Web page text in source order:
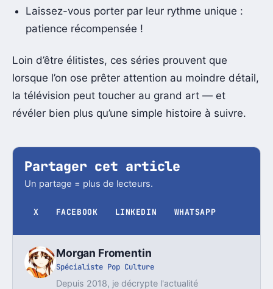
Laissez-vous porter par leur rythme unique :
patience récompensée !
Loin d’être élitistes, ces séries prouvent que
lorsque l’on ose prêter attention au moindre détail,
la télévision peut toucher au grand art — et
révéler bien plus qu’une simple histoire à suivre.
Partager cet article
Un partage = plus de lecteurs.
X FACEBOOK LINKEDIN WHATSAPP
Morgan Fromentin
Spécialiste Pop Culture
Depuis 2018, je décrypte l'actualité